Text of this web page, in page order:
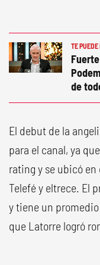
TE
de
El debut de la
para el canal, ya
rating y se ubicó
Telefé y eltrece. El
y tiene un
que Latorre logró